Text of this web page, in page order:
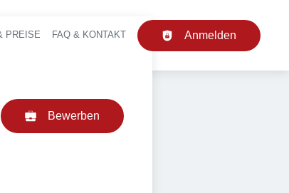
PREISE FAQ & KONTAKT Anmelden
Bewerben